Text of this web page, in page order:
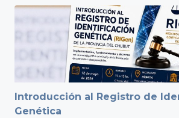
Introducción al Registro de
Genética